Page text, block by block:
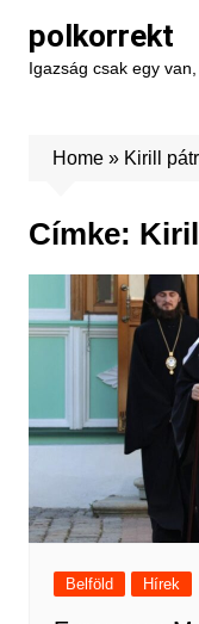
content
polkorrekt
Igazság csak egy
Home» Kirill
Címke:
Belföld Hírek